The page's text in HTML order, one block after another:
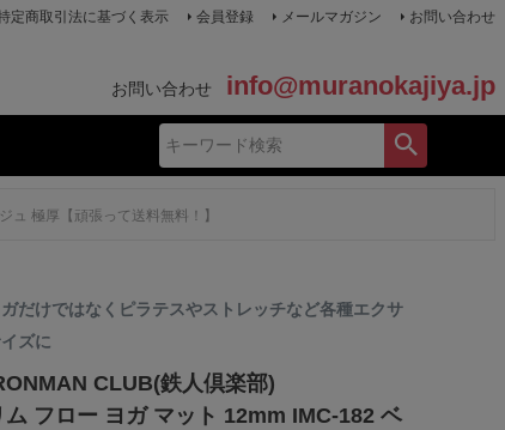
定商取引法に基づく表示 会員登録 メールマガジン お問い合わせ
お問い合わせ info@muranokajiya.jp
ュ 極厚【頑張って送料無料！】
ガだけではなくピラテスやストレッチなど各種エクサ
ズに
CLUB(鉄人倶楽部)
ム フロー ヨガ マット 12mm IMC-182 ベ